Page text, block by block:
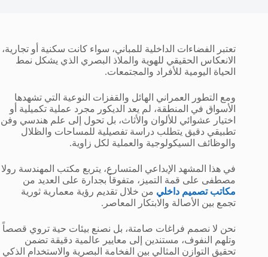
تعتبر الفضاءات الداخلية للمباني، سواء كانت سكنية أو تجارية،
الانعكاس الحقيقي للهوية والملاذ البصري الذي يشكل نمط
الحياة اليومية للأفراد والمجتمعات.
ومع التطور العمراني الهائل والقفزات النوعية التي تشهدها
الأسواق في المنطقة، لم يعد الديكور مجرد عملية تكميلية أو
اختيار عشوائي للألوان والأثاث، بل تحول إلى علم هندسي وفن
تطبيقي دقيق يتطلب دراسة تفصيلية للمساحات والظلال
والوظائف السيكولوجية والعملية لكل زاوية.
في هذا المشهد الإبداعي المتسارع، يتربع مكتب المهندسة رولا
مصطفى على قمة التميز، متفوقاً بجدارة على العديد من
مكاتب تصميم داخلي من خلال تقديم رؤية معمارية ثورية
تجمع بين الأصالة والابتكار المعاصر.
نحن لا نصمم فراغات صامتة، بل نصنع بيئات حية تروي قصصاً
وتلهم النفوف، مستندين إلى معايير عالمية دقيقة تضمن
تحقيق التوازن المثالي بين الفخامة البصرية والاستخدام الذكي